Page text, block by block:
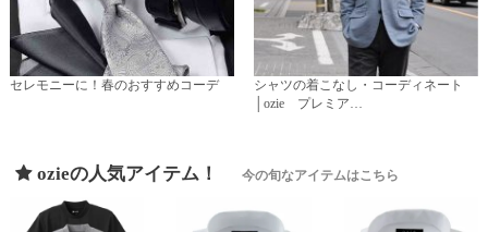
セレモニーに！春のおすすめコーデ
シャツの着こなし・コーディネート
│ozie プレミア…
ozieの人気アイテム！ 今の旬なアイテムはこちら